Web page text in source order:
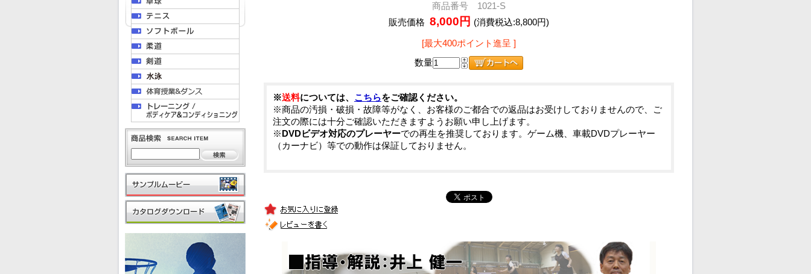
商品番号 1021-S
販売価格 8,000円 (消費税込:8,800円)
[最大400ポイント進呈 ]
数量
※送料については、 こちらをご確認ください。
※商品の汚損・破損・故障等がなく、お客様のご都合での返品はお受けしておりませんので、ご
注文の際には十分ご確認いただきますようお願い申し上げます。
※DVDビデオ対応のプレーヤーでの再生を推奨しております。ゲーム機、車載DVDプレーヤー
（カーナビ）等での動作は保証しておりません。